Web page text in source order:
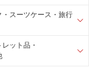
・スーツケース・旅行
レット品・